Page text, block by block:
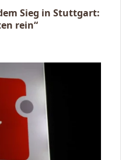
Sieg in Stuttgart:
rein“